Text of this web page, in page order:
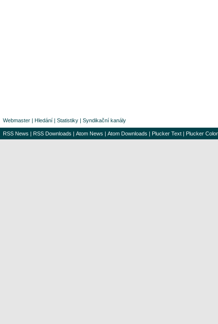
Webmaster | Hledání | Statistiky | Syndikační kanály
RSS News | RSS Downloads | Atom News | Atom Downloads | Plucker Text | Plucker Color